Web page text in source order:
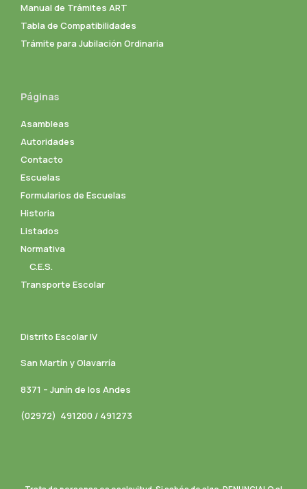
Manual de Trámites ART
Tabla de Compatibilidades
Trámite para Jubilación Ordinaria
Páginas
Asambleas
Autoridades
Contacto
Escuelas
Formularios de Escuelas
Historia
Listados
Normativa
C.E.S.
Transporte Escolar
Distrito Escolar IV
San Martín y Olavarría
8371 – Junín de los Andes
(02972) 491200 / 491273